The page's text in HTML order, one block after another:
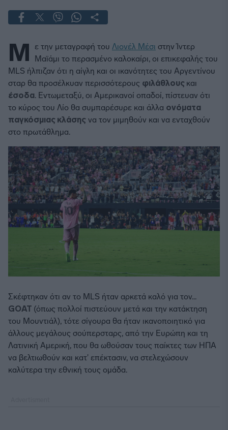
Μ ε την μεταγραφή του Λιονέλ Μέσι στην Ίντερ
Μαϊάμι το περασμένο καλοκαίρι, οι επικεφαλής του
MLS ήλπιζαν ότι η αίγλη και οι ικανότητες του Αργεντίνου
σταρ θα προσέλκυαν περισσότερους φιλάθλους και
έσοδα. Εντωμεταξύ, οι Αμερικανοί οπαδοί, πίστευαν ότι
το κύρος του Λίο θα συμπαρέσυρε και άλλα ονόματα
παγκόσμιας κλάσης να τον μιμηθούν και να ενταχθούν
στο πρωτάθλημα.
Σκέφτηκαν ότι αν το MLS ήταν αρκετά καλό για τον...
GOAT (όπως πολλοί πιστεύουν μετά και την κατάκτηση
του Μουντιάλ), τότε σίγουρα θα ήταν ικανοποιητικό για
άλλους μεγάλους σούπερσταρς, από την Ευρώπη και τη
Λατινική Αμερική, που θα ωθούσαν τους παίκτες των ΗΠΑ
να βελτιωθούν και κατ' επέκτασιν, να στελεχώσουν
καλύτερα την εθνική τους ομάδα.